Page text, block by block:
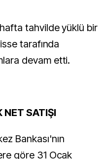
tarafında
devam etti.
NET SATIŞI
Bankası'nın
göre 31 Ocak